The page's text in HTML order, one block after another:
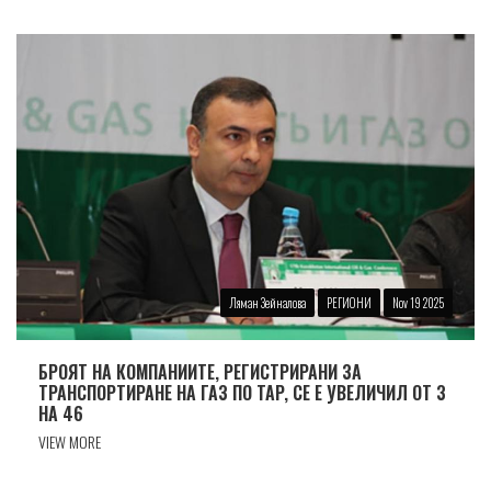
Ляман Зейналова РЕГИОНИ Nov 19 2025
БРОЯТ НА КОМПАНИИТЕ, РЕГИСТРИРАНИ ЗА
ТРАНСПОРТИРАНЕ НА ГАЗ ПО TAP, СЕ Е УВЕЛИЧИЛ ОТ 3
НА 46
VIEW MORE